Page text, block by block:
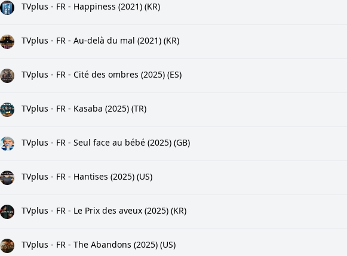
TVplus - FR - Happiness (2021) (KR)
TVplus - FR - Au-delà du mal (2021) (KR)
TVplus - FR - Cité des ombres (2025) (ES)
TVplus - FR - Kasaba (2025) (TR)
TVplus - FR - Seul face au bébé (2025) (GB)
TVplus - FR - Hantises (2025) (US)
TVplus - FR - Le Prix des aveux (2025) (KR)
TVplus - FR - The Abandons (2025) (US)